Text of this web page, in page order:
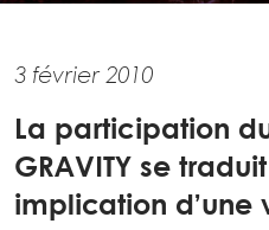
3 février 2010
La participation
GRAVITY se
implication d’une